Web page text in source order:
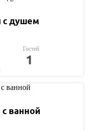
с душем
Гостей
1
ванной